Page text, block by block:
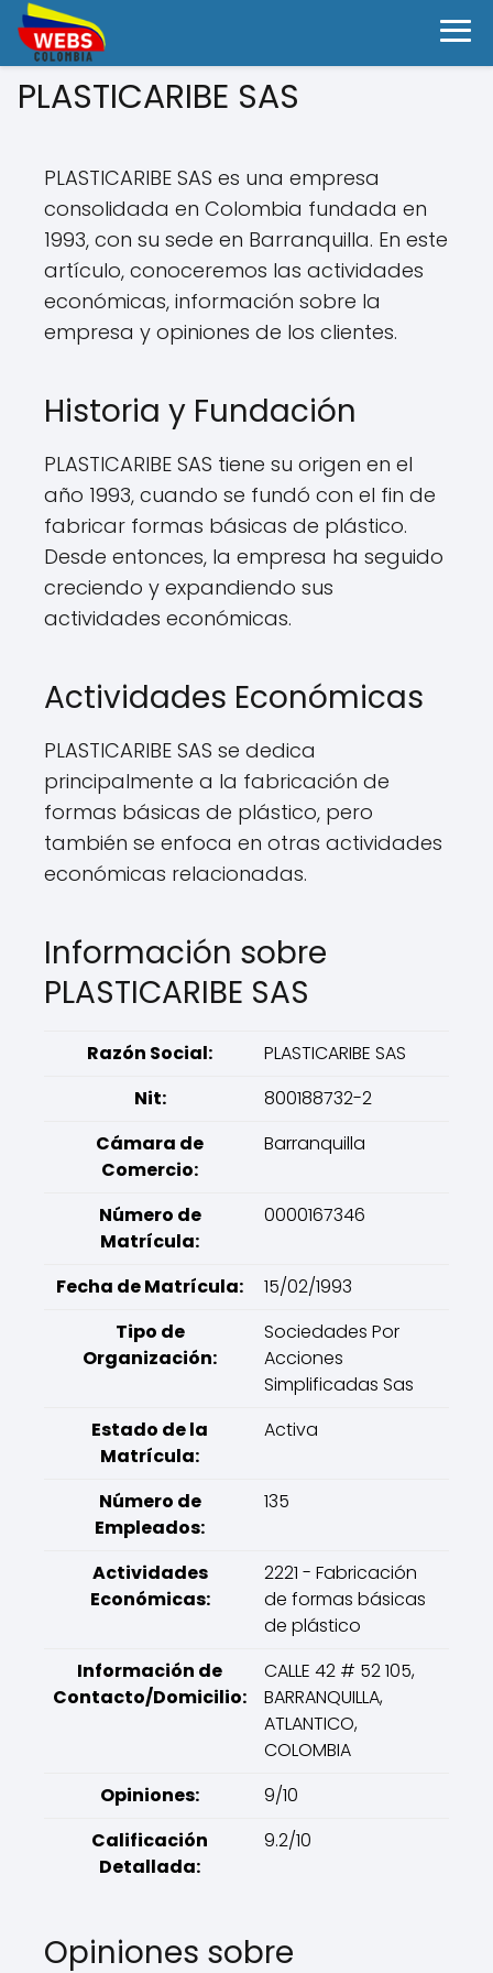
PLASTICARIBE SAS
PLASTICARIBE SAS es una empresa
consolidada en Colombia fundada en
1993, con su sede en Barranquilla. En este
artículo, conoceremos las actividades
económicas, información sobre la
empresa y opiniones de los clientes.
Historia y Fundación
PLASTICARIBE SAS tiene su origen en el
año 1993, cuando se fundó con el fin de
fabricar formas básicas de plástico.
Desde entonces, la empresa ha seguido
creciendo y expandiendo sus
actividades económicas.
Actividades Económicas
PLASTICARIBE SAS se dedica
principalmente a la fabricación de
formas básicas de plástico, pero
también se enfoca en otras actividades
económicas relacionadas.
Información sobre
PLASTICARIBE SAS
Razón Social:
PLASTICARIBE SAS
Nit:
800188732-2
Cámara de
Comercio:
Barranquilla
Número de
Matrícula:
0000167346
Fecha de Matrícula:
15/02/1993
Tipo de
Organización:
Sociedades Por
Acciones
Simplificadas Sas
Estado de la
Matrícula:
Activa
Número de
Empleados:
135
Actividades
Económicas:
2221 - Fabricación
de formas básicas
de plástico
Información de
Contacto/Domicilio:
CALLE 42 # 52 105,
BARRANQUILLA,
ATLANTICO,
COLOMBIA
Opiniones:
9/10
Calificación
Detallada:
9.2/10
Opiniones sobre